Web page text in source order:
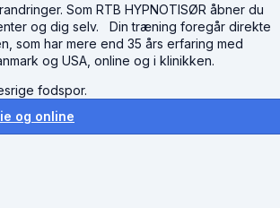
Som RTB HYPNOTISØR åbner du
og dig selv. Din træning foregår direkte
som har mere end 35 års erfaring med
og USA, online og i klinikken.
fodspor.
og online